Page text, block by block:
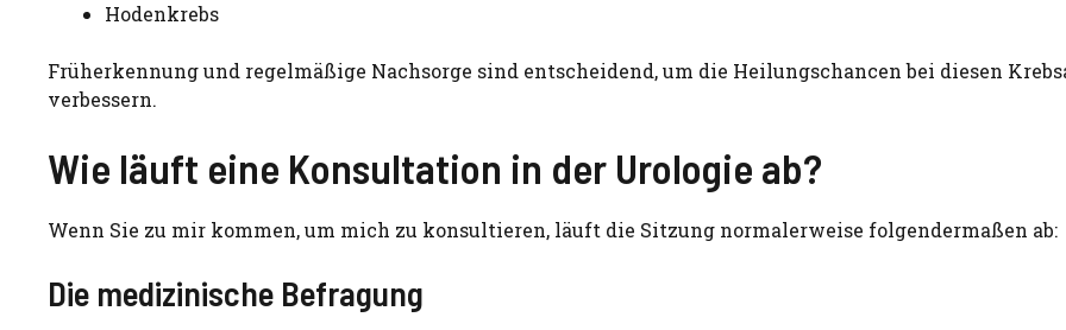
Hodenkrebs
Früherkennung und regelmäßige Nachsorge sind entscheidend, um die Heilungschancen bei diesen
verbessern.
Wie läuft eine Konsultation in der Urologie ab?
Wenn Sie zu mir kommen, um mich zu konsultieren, läuft die Sitzung normalerweise folgendermaßen ab:
Die medizinische Befragung